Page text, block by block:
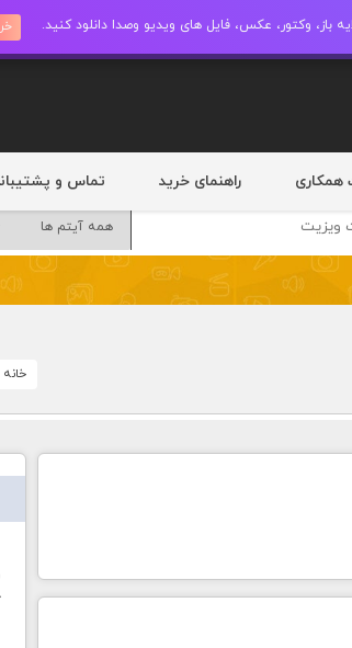
همکاری راهنمای خرید تماس و
خانه